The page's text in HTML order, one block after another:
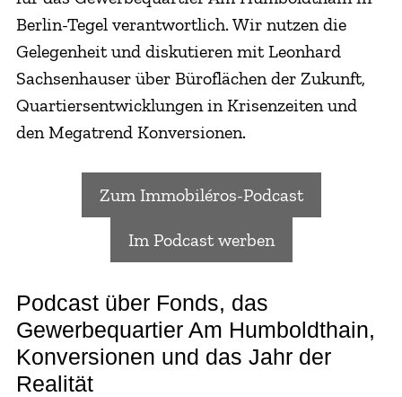
Berlin-Tegel verantwortlich. Wir nutzen die
Gelegenheit und diskutieren mit Leonhard
Sachsenhauser über Büroflächen der Zukunft,
Quartiersentwicklungen in Krisenzeiten und
den Megatrend Konversionen.
Zum Immobiléros-Podcast
Im Podcast werben
Podcast über Fonds, das
Gewerbequartier Am Humboldthain,
Konversionen und das Jahr der
Realität